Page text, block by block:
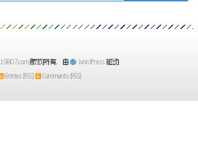
19807.com)版权所有，由 WordPress 驱动
Entries (RSS) Comments (RSS)